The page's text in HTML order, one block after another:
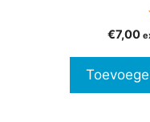
€7,00